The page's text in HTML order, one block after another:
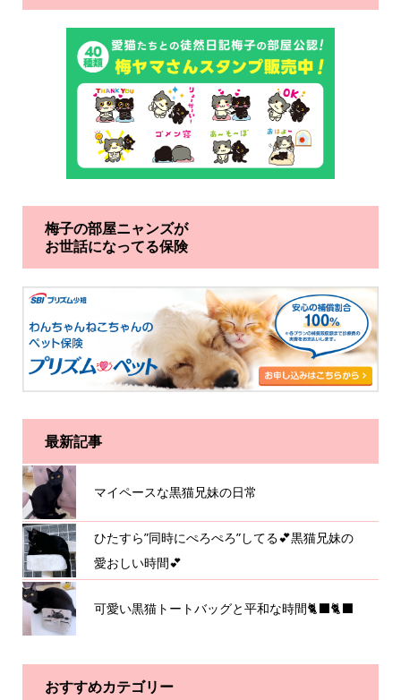
梅子の部屋ニャンズが
お世話になってる保険
最新記事
マイペースな黒猫兄妹の日常
ひたすら”同時にぺろぺろ”してる💕黒猫兄妹の
愛おしい時間💕
可愛い黒猫トートバッグと平和な時間🐈‍⬛🐈‍⬛
おすすめカテゴリー